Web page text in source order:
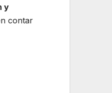
y
contar